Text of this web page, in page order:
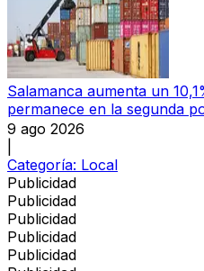
Salamanca aumenta un
permanece en la segunda
9 ago 2026
Categoría: Local
Publicidad
Publicidad
Publicidad
Publicidad
Publicidad